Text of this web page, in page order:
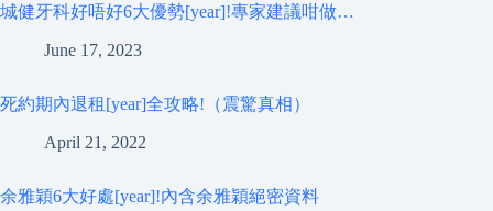
城健牙科好唔好6大優勢[year]!專家建議咁做…
June 17, 2023
死約期內退租[year]全攻略!（震驚真相）
April 21, 2022
余雅穎6大好處[year]!內含余雅穎絕密資料